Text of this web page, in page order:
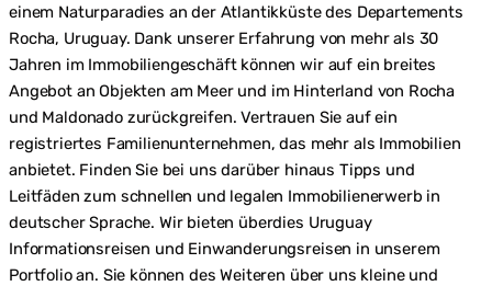
einem Naturparadies an der Atlantikküste des Departements
Rocha, Uruguay. Dank unserer Erfahrung von mehr als 30
Jahren im Immobiliengeschäft können wir auf ein breites
Angebot an Objekten am Meer und im Hinterland von Rocha
und Maldonado zurückgreifen. Vertrauen Sie auf ein
registriertes Familienunternehmen, das mehr als Immobilien
anbietet. Finden Sie bei uns darüber hinaus Tipps und
Leitfäden zum schnellen und legalen Immobilienerwerb in
deutscher Sprache. Wir bieten überdies Uruguay
Informationsreisen und Einwanderungsreisen in unserem
Portfolio an. Sie können des Weiteren über uns kleine und